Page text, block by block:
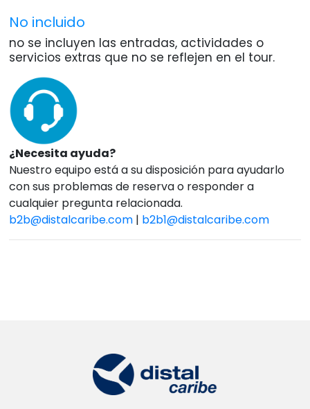
No incluido
no se incluyen las entradas, actividades o
servicios extras que no se reflejen en el tour.
¿Necesita ayuda?
Nuestro equipo está a su disposición para ayudarlo
con sus problemas de reserva o responder a
cualquier pregunta relacionada.
b2b@distalcaribe.com | b2b1@distalcaribe.com